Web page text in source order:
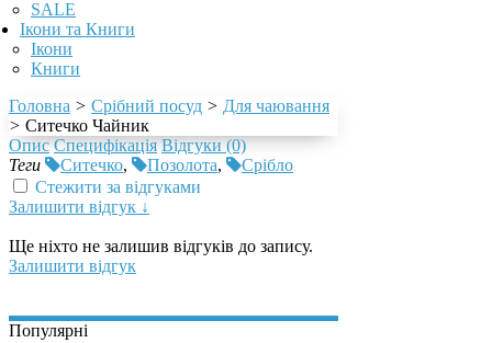
SALE
Ікони та Книги
Ікони
Книги
Головна > Срібний посуд > Для чаювання
> Ситечко Чайник
Опис Специфікація Відгуки (0)
Теги
Ситечко, Позолота,
Срібло
Стежити за відгуками
Залишити відгук ↓
Ще ніхто не залишив відгуків до запису.
Залишити відгук
Популярні